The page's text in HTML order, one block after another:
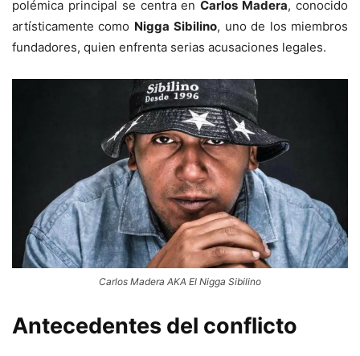
polémica principal se centra enCarlos Madera, conocido
artísticamente como Nigga Sibilino, uno de los miembros
fundadores, quien enfrenta serias acusaciones legales.
Carlos Madera AKA El Nigga Sibilino
Antecedentes del conflicto